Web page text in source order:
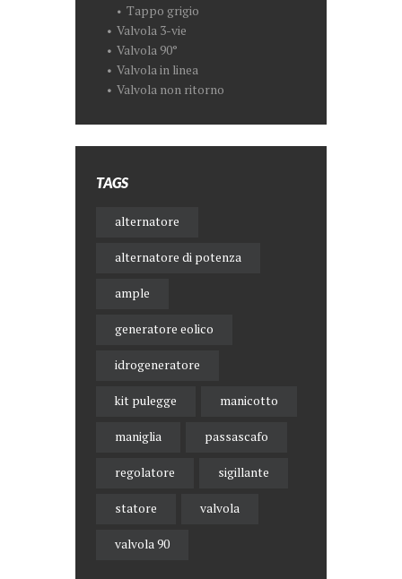
Tappo grigio
Valvola 3-vie
Valvola 90°
Valvola in linea
Valvola non ritorno
TAGS
alternatore
alternatore di potenza
ample
generatore eolico
idrogeneratore
kit pulegge manicotto
maniglia passascafo
regolatore sigillante
statore valvola
valvola 90